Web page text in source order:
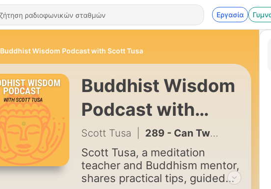
Εργασία
Buddhist Wisdom Podcast with Scott Tusa
Buddhist Wisdom
Podcast with
Scott Tusa
Scott Tusa 289 - Can Two Truths Be True at Once?
Scott Tusa, a meditation
teacher and Buddhism mentor,
shares practical tips, guided